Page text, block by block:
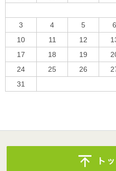
3
4 5 6
10
11 12
17
18 19
24
25 26
31